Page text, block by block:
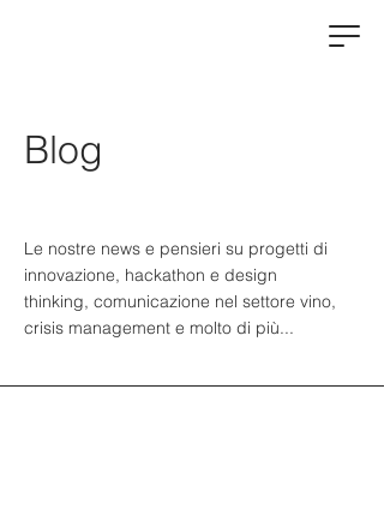
Blog
Le nostre news e pensieri su progetti di
innovazione, hackathon e design
thinking, comunicazione nel settore vino,
crisis management e molto di più...